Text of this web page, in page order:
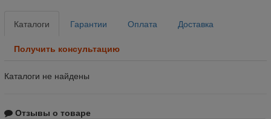
Каталоги Гарантии Оплата Доставка
Получить консультацию
Каталоги не найдены
Отзывы о товаре